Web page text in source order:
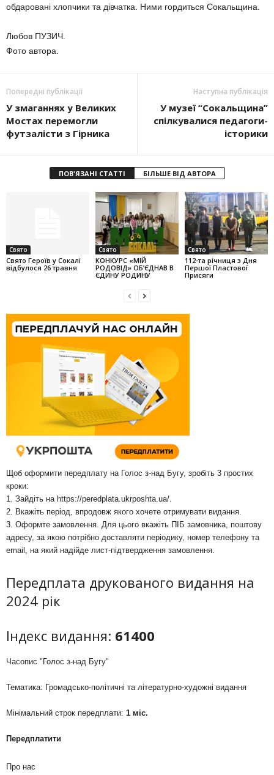
обдаровані хлопчики та дівчатка. Ними гордиться Сокальщина.
Любов ПУЗИЧ.
Фото автора.
Попередні публікації
У змаганнях у Великих
Мостах перемогли
футзалісти з Гірника
Наступна публікація
У музеї “Сокальщина”
спілкувалися педагоги-
історики
ПОВ'ЯЗАНІ СТАТТІ БІЛЬШЕ ВІД АВТОРА
Свято
Свято Героїв у Сокалі
відбулося 26 травня
Свято
КОНКУРС «МІЙ
РОДОВІД» ОБ’ЄДНАВ В
ЄДИНУ РОДИНУ
Свято
112-та річниця з Дня
Першої Пластової
Присяги
Щоб оформити передплату на Голос з-над Бугу, зробіть 3 простих
кроки:
1. Зайдіть на https://peredplata.ukrposhta.ua/
2. Вкажіть період, впродовж якого хочете отримувати видання.
3. Оформте замовлення. Для цього вкажіть ПІБ замовника, поштову
адресу, за якою потрібно доставляти періодику, номер телефону та
email, на який надійде лист-підтвердження замовлення.
Передплата друкованого видання на
2024 рік
Індекс видання: 61400
Часопис "Голос з-над Бугу"
Тематика: Громадсько-політичні та літературно-художні видання
Мінімальний строк передплати: 1 міс.
Передплатити
Про нас